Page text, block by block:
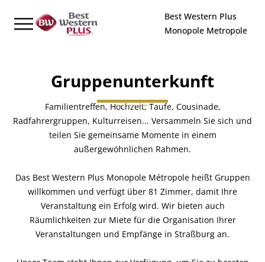
Best Western Plus
Monopole Metropole
Gruppenunterkunft
Familientreffen, Hochzeit, Taufe, Cousinade,
Radfahrergruppen, Kulturreisen... Versammeln Sie sich und
teilen Sie gemeinsame Momente in einem
außergewöhnlichen Rahmen.
Das Best Western Plus Monopole Métropole heißt Gruppen
willkommen und verfügt über 81 Zimmer, damit Ihre
Veranstaltung ein Erfolg wird. Wir bieten auch
Räumlichkeiten zur Miete für die Organisation Ihrer
Veranstaltungen und Empfänge in Straßburg an.